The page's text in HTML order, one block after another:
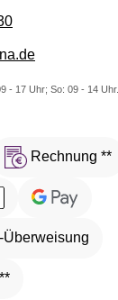
- 17 Uhr; So: 09 - 14 Uhr.
Rechnung **
Überweisung